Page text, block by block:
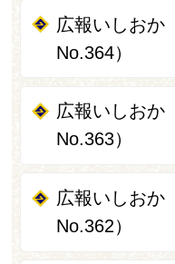
広報いしおか
No.364）
広報いしおか
No.363）
広報いしおか
No.362）